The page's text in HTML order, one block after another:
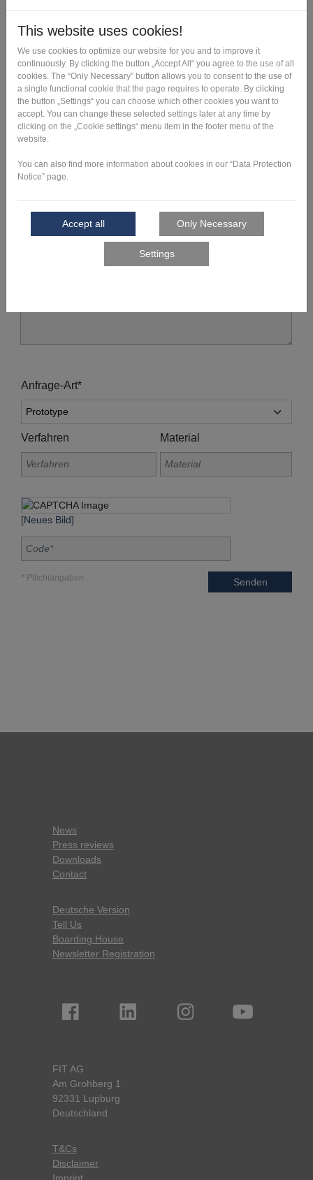
Anfrage-Art*
Verfahren Material
[Neues Bild]
* Pflichtangaben Senden
News
Press reviews
Downloads
Contact
Deutsche Version
Tell Us
Boarding House
Newsletter Registration
FIT AG
Am Grohberg 1
92331 Lupburg
Deutschland
T&Cs
Disclaimer